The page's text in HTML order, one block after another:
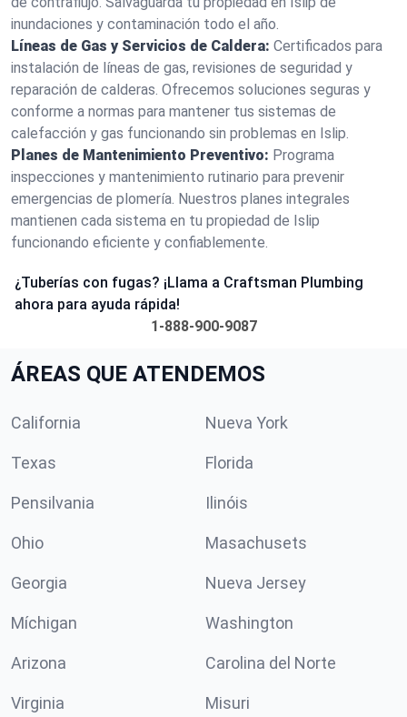
inundaciones y contaminación todo el año.
Líneas de Gas y Servicios de Caldera: Certificados para
instalación de líneas de gas, revisiones de seguridad y
reparación de calderas. Ofrecemos soluciones seguras y
conforme a normas para mantener tus sistemas de
calefacción y gas funcionando sin problemas en Islip.
Planes de Mantenimiento Preventivo: Programa
inspecciones y mantenimiento rutinario para prevenir
emergencias de plomería. Nuestros planes integrales
mantienen cada sistema en tu propiedad de Islip
funcionando eficiente y confiablemente.
¿Tuberías con fugas? ¡Llama a Craftsman Plumbing
ahora para ayuda rápida!
1-888-900-9087
ÁREAS QUE ATENDEMOS
California Nueva York
Texas Florida
Pensilvania Ilinóis
Ohio Masachusets
Georgia Nueva Jersey
Míchigan Washington
Arizona Carolina del Norte
Virginia Misuri